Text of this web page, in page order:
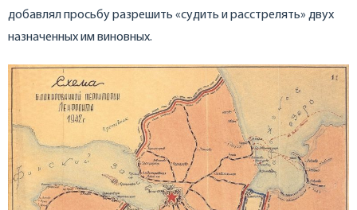
добавлял просьбу разрешить «судить и расстрелять» двух
назначенных им виновных.